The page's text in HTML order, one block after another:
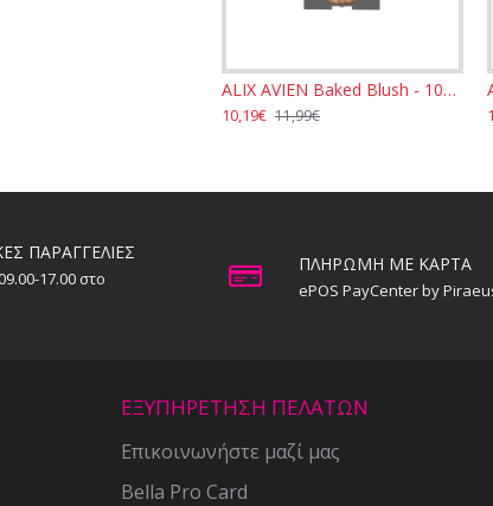
ALIX AVIEN Baked Blush - 104 Dazzling Chocolate 11gr
10,19€ 11,99€
ΠΑΡΑΓΓΕΛΙΕΣ
17.00 στο
ΠΛΗΡΩΜΗ ΜΕ ΚΑΡΤΑ
ePOS PayCenter by
ΕΞΥΠΗΡΕΤΗΣΗ ΠΕΛΑΤΩΝ
Επικοινωνήστε μαζί μας
Bella Pro Card